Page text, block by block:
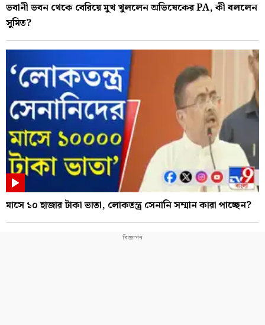
ভবানী ভবন থেকে বেরিয়ে মুখ খুললেন অভিষেকের PA, কী বললেন
সুমিত?
মাসে ১০ হাজার টাকা ভাতা, লোকতন্ত্র সেনানি সম্মান কারা পাচ্ছেন?